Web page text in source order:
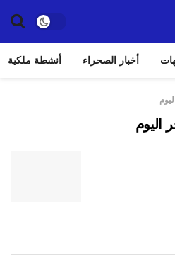
أخبار الصحراء أنشطة ملكية
اليوم